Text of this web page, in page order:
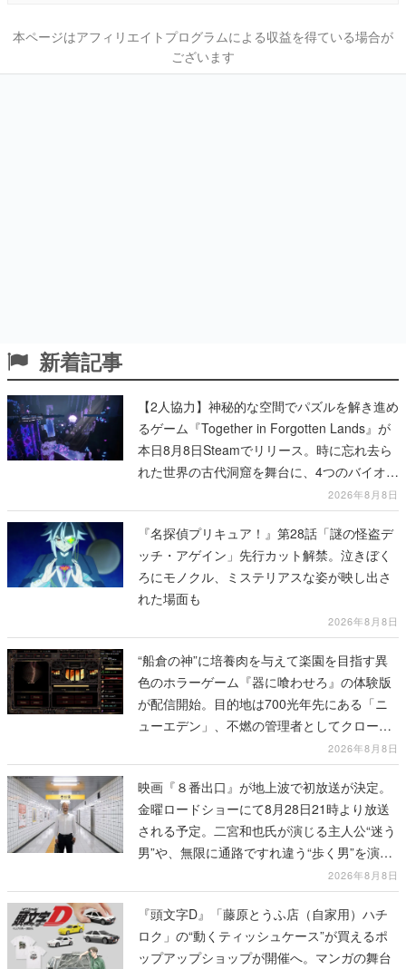
本ページはアフィリエイトプログラムによる収益を得ている場合が
ございます
新着記事
【2人協力】神秘的な空間でパズルを解き進め
るゲーム『Together in Forgotten Lands』が
本日8月8日Steamでリリース。時に忘れ去ら
れた世界の古代洞窟を舞台に、4つのバイオー
2026年8月8日
『名探偵プリキュア！』第28話「謎の怪盗デ
ッチ・アゲイン」先行カット解禁。泣きぼく
ろにモノクル、ミステリアスな姿が映し出さ
れた場面も
2026年8月8日
“船倉の神”に培養肉を与えて楽園を目指す異
色のホラーゲーム『器に喰わせろ』の体験版
が配信開始。目的地は700光年先にある「ニ
ューエデン」、不燃の管理者としてクローン
人間を増やし、加工して神に捧げる2026年8月8日
映画『８番出口』が地上波で初放送が決定。
金曜ロードショーにて8月28日21時より放送
される予定。二宮和也氏が演じる主人公“迷う
男”や、無限に通路ですれ違う“歩く男”を演じ
2026年8月8日
『頭文字D』「藤原とうふ店（自家用）ハチ
ロク」の“動くティッシュケース”が買えるポ
ップアップショップが開催へ。マンガの舞台